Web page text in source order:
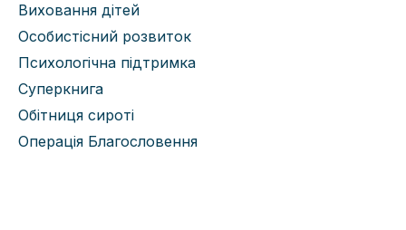
Виховання дітей
Особистісний розвиток
Психологічна підтримка
Суперкнига
Обітниця сироті
Операція Благословення